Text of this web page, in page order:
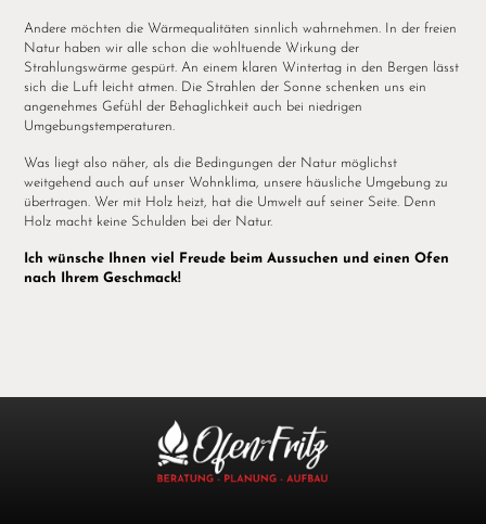
Andere möchten die Wärmequalitäten sinnlich wahrnehmen. In der freien
Natur haben wir alle schon die wohltuende Wirkung der
Strahlungswärme gespürt. An einem klaren Wintertag in den Bergen lässt
sich die Luft leicht atmen. Die Strahlen der Sonne schenken uns ein
angenehmes Gefühl der Behaglichkeit auch bei niedrigen
Umgebungstemperaturen.
Was liegt also näher, als die Bedingungen der Natur möglichst
weitgehend auch auf unser Wohnklima, unsere häusliche Umgebung zu
übertragen. Wer mit Holz heizt, hat die Umwelt auf seiner Seite. Denn
Holz macht keine Schulden bei der Natur.
Ich wünsche Ihnen viel Freude beim Aussuchen und einen Ofen
nach Ihrem Geschmack!